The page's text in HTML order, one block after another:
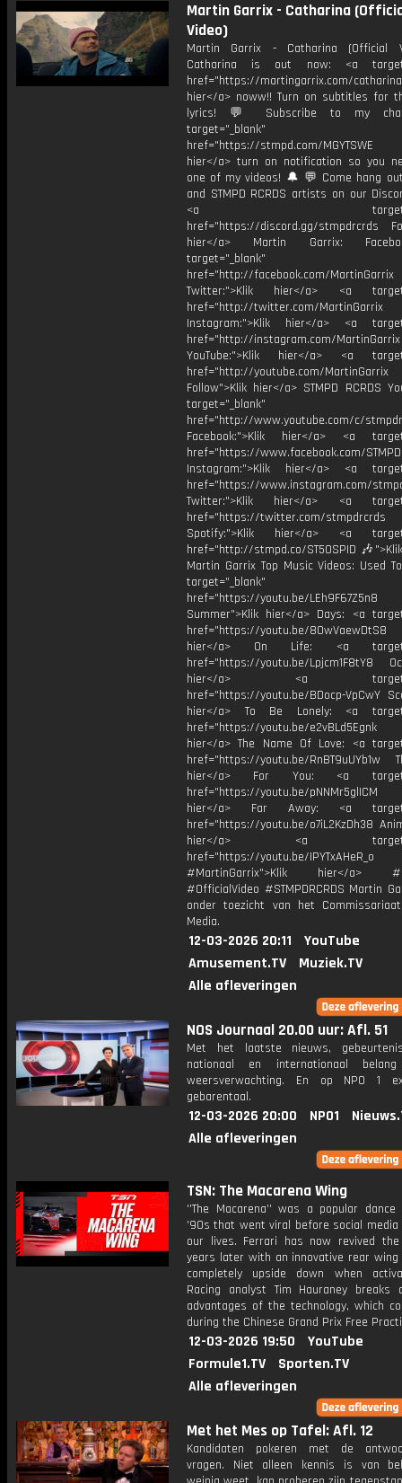
Martin Garrix - Catharina
Video)
Martin Garrix - Catharina (Official
Catharina is out now: <a
href="https://martingarrix.com/
hier</a> noww!! Turn on subtitles for
lyrics! 💬 Subscribe to my
target="_blank"
href="https://stmpd.com/MGYTSWE
hier</a> turn on notification so you
one of my videos! 🔔 💬 Come hang
and STMPD RCRDS artists on our
<a
href="https://discord.gg/stmpdrcrds
hier</a> Martin Garrix:
target="_blank"
href="http://facebook.com/MartinGarrix
Twitter:">Klik hier</a> <a
href="http://twitter.com/MartinGarrix
Instagram:">Klik hier</a> <a
href="http://instagram.com/MartinGarrix
YouTube:">Klik hier</a> <a
href="http://youtube.com/MartinGarrix
Follow">Klik hier</a> STMPD RCRDS
target="_blank"
href="http://www.youtube.com/c/
Facebook:">Klik hier</a> <a
href="https://www.facebook.com/
Instagram:">Klik hier</a> <a
href="https://www.instagram.com/
Twitter:">Klik hier</a> <a
href="https://twitter.com/stmpdrcrds
Spotify:">Klik hier</a> <a
href="http://stmpd.co/ST50SPID
Martin Garrix Top Music Videos: Used
target="_blank"
href="https://youtu.be/LEh9F67Z5n8
Summer">Klik hier</a> Days: <a
href="https://youtu.be/8OwVaewDtS8
hier</a> On Life: <a
href="https://youtu.be/Lpjcm1F8tY8
hier</a> <a
href="https://youtu.be/BDocp-VpCwY
hier</a> To Be Lonely: <a
href="https://youtu.be/
hier</a> The Name Of Love: <a
href="https://youtu.be/RnBT9uUYb1w
hier</a> For You: <a
href="https://youtu.be/
hier</a> Far Away: <a
href="https://youtu.be/o7iL2KzDh38
hier</a> <a
href="https://youtu.be/IPYTxAHeR_o
#MartinGarrix">Klik hier</a>
#OfficialVideo #STMPDRCRDS Martin
onder toezicht van het
Media.
12-03-2026 20:11
YouTube
Amusement.TV
Muziek.TV
Alle afleveringen
NOS Journaal 20.00 uur: Afl. 51
Met het laatste nieuws,
nationaal en internationaal
weersverwachting. En op NPO 1
gebarentaal.
12-03-2026 20:00 NPO1
Alle afleveringen
TSN: The Macarena Wing
''The Macarena'' was a popular
'90s that went viral before social media
our lives. Ferrari has now revived
years later with an innovative rear
completely upside down when
Racing analyst Tim Hauraney breaks
advantages of the technology, which
during the Chinese Grand Prix Free
12-03-2026 19:50
YouTube
Formule1.TV
Sporten.TV
Alle afleveringen
Met het Mes op Tafel: Afl. 12
Kandidaten pokeren met de
vragen. Niet alleen kennis is van